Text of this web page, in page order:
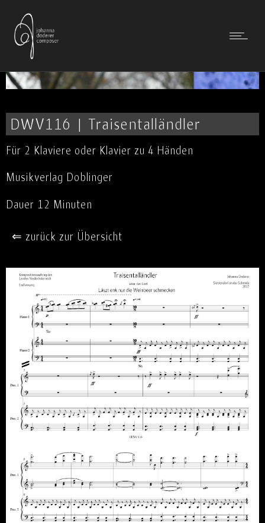
DWV116 | Traisentalländler
Für 2 Klaviere oder Klavier zu 4 Händen
Musikverlag Doblinger
Dauer 12 Minuten
⇐ zurück zur Übersicht